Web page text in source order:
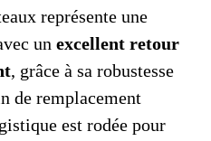
représente une
un excellent retour
, grâce à sa robustesse
de remplacement
est rodée pour